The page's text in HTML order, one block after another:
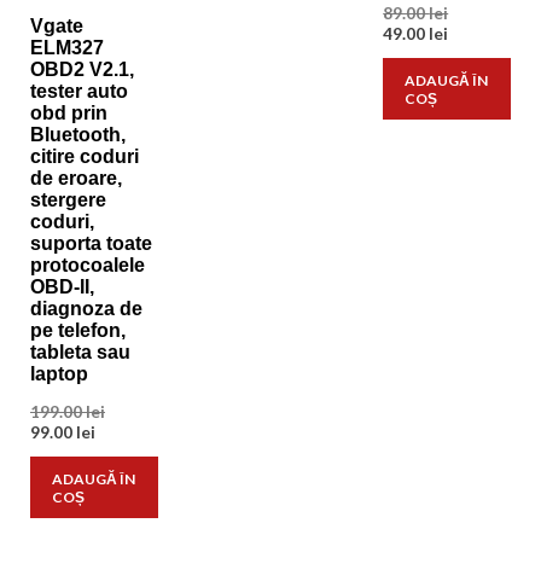
Vgate
ELM327
OBD2 V2.1,
tester auto
obd prin
Bluetooth,
citire coduri
de eroare,
stergere
coduri,
suporta toate
protocoalele
OBD-II,
diagnoza de
pe telefon,
tableta sau
laptop
199.00leiPrețul
fost:
99.00 lei
este:
ADAUGĂ ÎN
COȘ
89.00leiPrețul
fost:
49.00 lei
este:
ADAUGĂ ÎN
COȘ